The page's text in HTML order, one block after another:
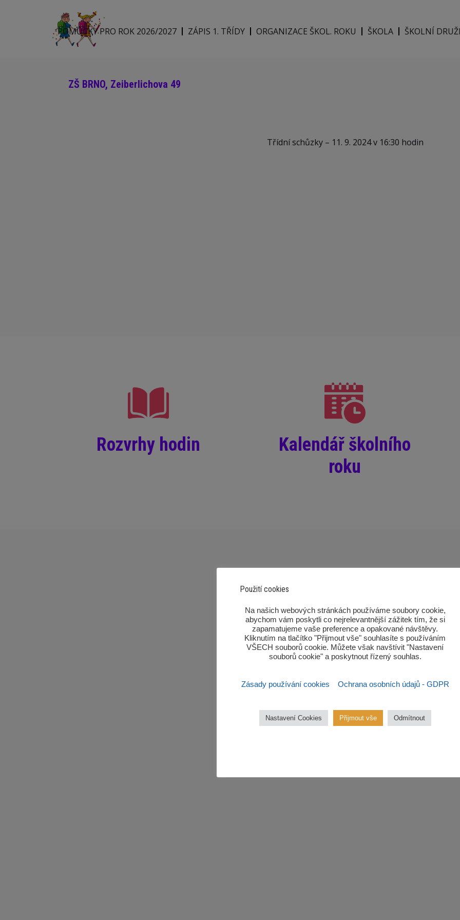
POMŮCKY PRO ROK 2026/2027 ZÁPIS 1. TŘÍDY ORGANIZACE ŠKOL. ROKU ŠKOLA ŠKOLNÍ
ZŠ BRNO, Zeiberlichova 49
Třídní schůzky – 11. 9. 2024 v 16:30 hodin
Rozvrhy hodin
Kalendář školního
roku
Použití cookies
‎Na našich webových stránkách používáme soubory cookie,
abychom vám poskytli co nejrelevantnější zážitek tím, že si
zapamatujeme vaše preference a opakované návštěvy.
Kliknutím na tlačítko "Přijmout vše" souhlasíte s používáním
VŠECH souborů cookie. Můžete však navštívit "Nastavení
souborů cookie" a poskytnout řízený souhlas.‎
Zásady používání cookies Ochrana osobních údajů - GDPR
Nastavení Cookies Přijmout vše Odmítnout